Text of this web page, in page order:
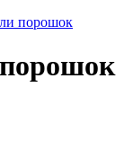
порошок